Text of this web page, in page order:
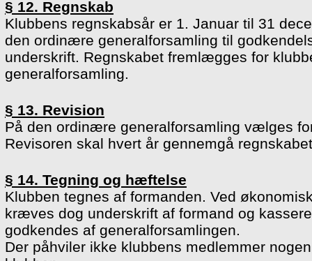
§ 12. Regnskab
Klubbens regnskabsår er 1. Januar til 31
den ordinære generalforsamling til
underskrift. Regnskabet fremlægges for
generalforsamling.
§ 13. Revision
På den ordinære generalforsamling vælges
Revisoren skal hvert år gennemgå
§ 14. Tegning og hæftelse
Klubben tegnes af formanden. Ved
kræves dog underskrift af formand og
godkendes af generalforsamlingen.
Der påhviler ikke klubbens medlemmer